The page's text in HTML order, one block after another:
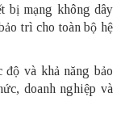
bị mạng không dây
trì cho toàn bộ hệ
và khả năng bảo
doanh nghiệp và